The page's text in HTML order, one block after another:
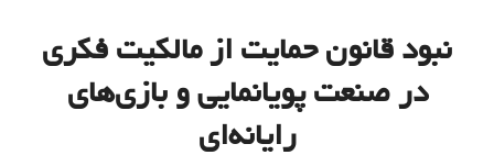
نبود قانون حمایت از مالکیت فکری
در صنعت پویانمایی و بازی‌های
رایانه‌ای